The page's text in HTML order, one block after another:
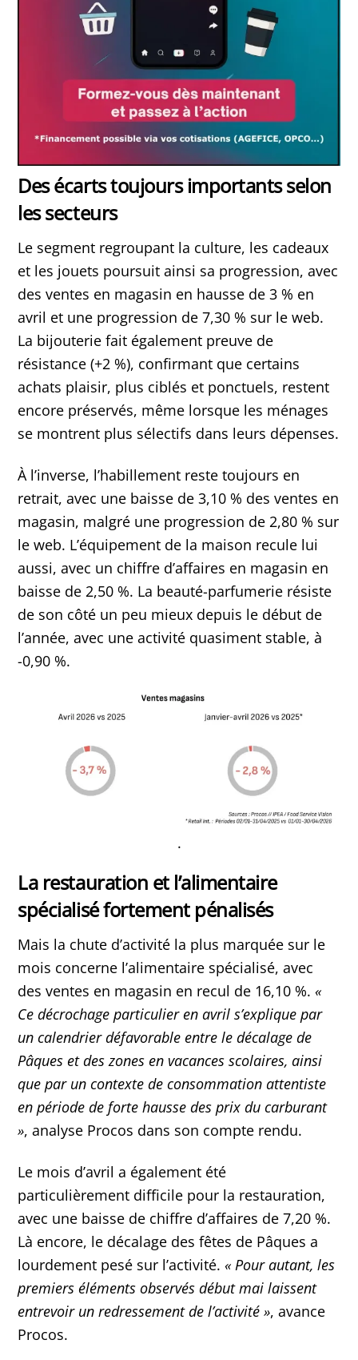
Des écarts toujours importants selon
les secteurs
Le segment regroupant la culture, les cadeaux
et les jouets poursuit ainsi sa progression, avec
des ventes en magasin en hausse de 3 % en
avril et une progression de 7,30 % sur le web.
La bijouterie fait également preuve de
résistance (+2 %), confirmant que certains
achats plaisir, plus ciblés et ponctuels, restent
encore préservés, même lorsque les ménages
se montrent plus sélectifs dans leurs dépenses.
À l’inverse, l’habillement reste toujours en
retrait, avec une baisse de 3,10 % des ventes en
magasin, malgré une progression de 2,80 % sur
le web. L’équipement de la maison recule lui
aussi, avec un chiffre d’affaires en magasin en
baisse de 2,50 %. La beauté-parfumerie résiste
de son côté un peu mieux depuis le début de
l’année, avec une activité quasiment stable, à
-0,90 %.
.
La restauration et l’alimentaire
spécialisé fortement pénalisés
Mais la chute d’activité la plus marquée sur le
mois concerne l’alimentaire spécialisé, avec
des ventes en magasin en recul de 16,10 %.«
Ce décrochage particulier en avril s’explique par
un calendrier défavorable entre le décalage de
Pâques et des zones en vacances scolaires, ainsi
que par un contexte de consommation attentiste
en période de forte hausse des prix du carburant
», analyse Procos dans son compte rendu.
Le mois d’avril a également été
particulièrement difficile pour la restauration,
avec une baisse de chiffre d’affaires de 7,20 %.
Là encore, le décalage des fêtes de Pâques a
lourdement pesé sur l’activité.« Pour autant, les
premiers éléments observés début mai laissent
entrevoir un redressement de l’activité », avance
Procos.